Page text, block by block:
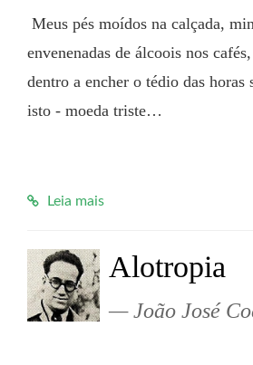
envenenadas de álcoois nos
dentro a encher o tédio das horas
isto - moeda triste…
Leia mais
Alotropia
João José